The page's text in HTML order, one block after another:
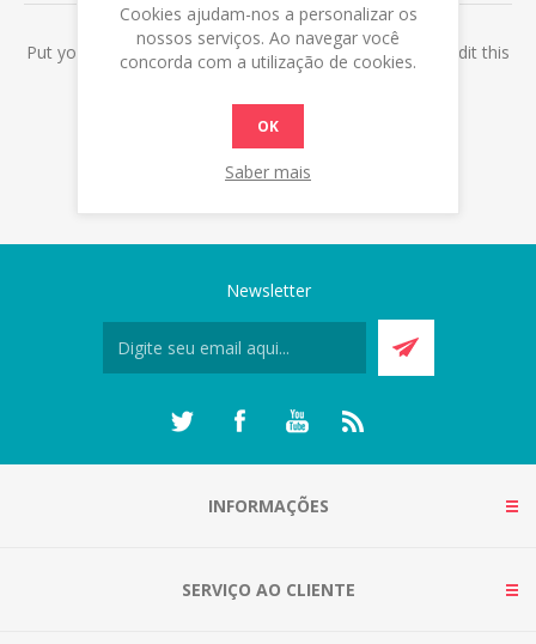
Put your login / registration information here. You can edit this
Newsletter
INFORMAÇÕES
SERVIÇO AO CLIENTE
Cookies ajudam-nos a personalizar os
nossos serviços. Ao navegar você
concorda com a utilização de cookies.
OK
Saber mais